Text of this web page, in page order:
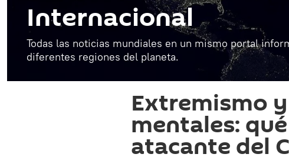
Internacional
Todas las noticias mundiales en un mismo portal
diferentes regiones del planeta.
Extremismo
mentales:
atacante del